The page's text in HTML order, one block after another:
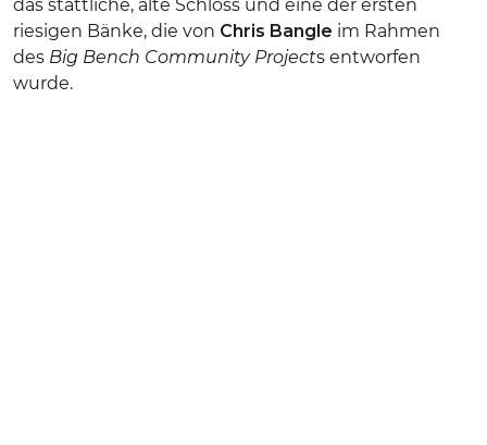
OFFERTE
UNTERKÜNFTE
das stattliche, alte Schloss und eine der ersten
riesigen Bänke, die von Chris Bangle im Rahmen
des Big Bench Community Projects entworfen
wurde.